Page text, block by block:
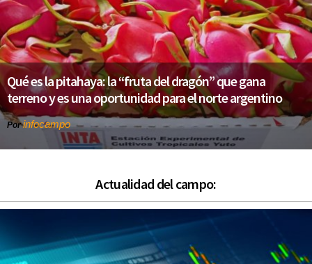
Qué es la pitahaya: la “fruta del dragón” que gana
terreno y es una oportunidad para el norte argentino
Porinfocampo
Actualidad del campo: